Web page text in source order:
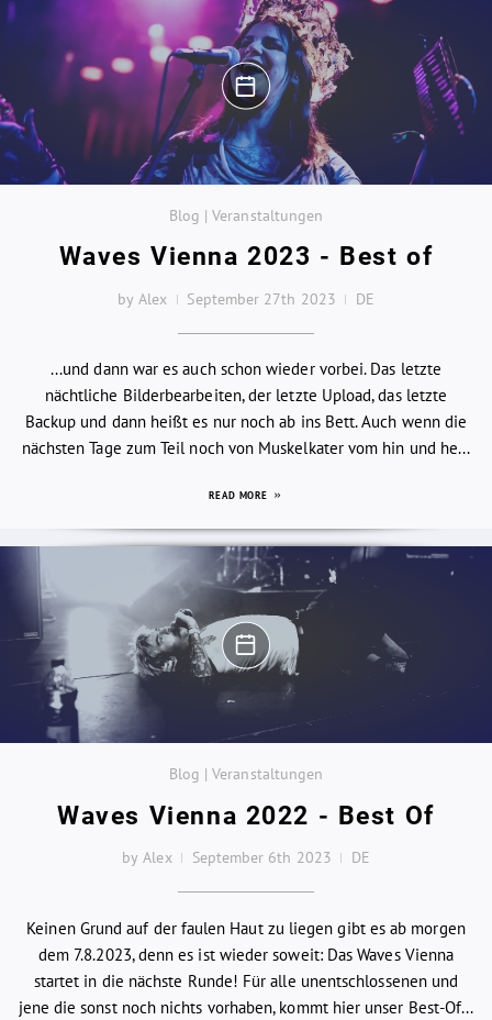
Blog | Veranstaltungen
Waves Vienna 2023 - Best of
by Alex September 27th 2023 DE
...und dann war es auch schon wieder vorbei. Das letzte
nächtliche Bilderbearbeiten, der letzte Upload, das letzte
Backup und dann heißt es nur noch ab ins Bett. Auch wenn die
nächsten Tage zum Teil noch von Muskelkater vom hin und he...
READ MORE
Blog | Veranstaltungen
Waves Vienna 2022 - Best Of
by Alex September 6th 2023 DE
Keinen Grund auf der faulen Haut zu liegen gibt es ab morgen
dem 7.8.2023, denn es ist wieder soweit: Das Waves Vienna
startet in die nächste Runde! Für alle unentschlossenen und
jene die sonst noch nichts vorhaben, kommt hier unser Best-Of...